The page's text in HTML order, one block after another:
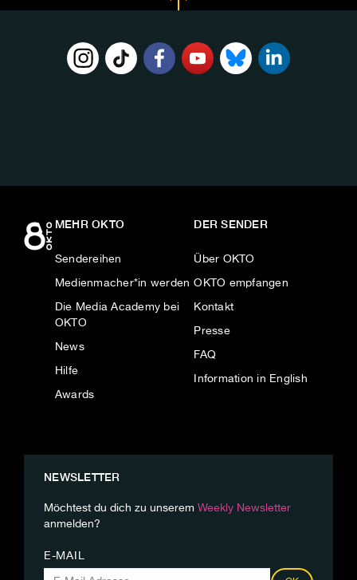
MEHR OKTO
Sendereihen
Medienmacher*in werden
Die Media Academy bei
OKTO
News
Hilfe
Awards
DER SENDER
Über OKTO
OKTO empfangen
Kontakt
Presse
FAQ
Information in English
NEWSLETTER
Möchtest du dich zu unserem Weekly Newsletter
anmelden?
E-MAIL